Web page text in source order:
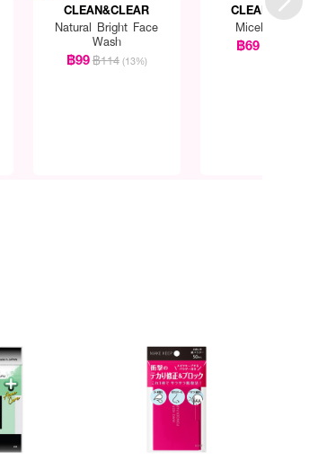
CLEAN&CLEAR
Natural Bright Face
Wash
฿99฿114 (13%)
CLEAN&CLEAR
Micellar Water
฿69